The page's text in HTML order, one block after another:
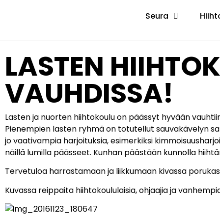
Seura
LASTEN
VAUHDISSA!
Lasten ja nuorten hiihtokoulu on päässyt hyvään
Pienempien lasten ryhmä on totutellut sauvakävelyn
jo vaativampia harjoituksia, esimerkiksi
näillä lumilla päässeet. Kunhan päästään kunnolla
Tervetuloa harrastamaan ja liikkumaan kivassa
Kuvassa reippaita hiihtokoululaisia, ohjaajia ja